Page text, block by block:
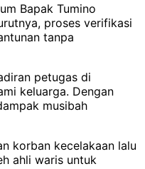
Bapak Tumino
proses verifikasi
tanpa
petugas di
keluarga. Dengan
musibah
korban kecelakaan lalu
ahli waris untuk